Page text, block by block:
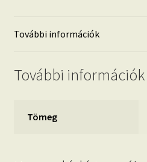
További információk
További információk
Tömeg